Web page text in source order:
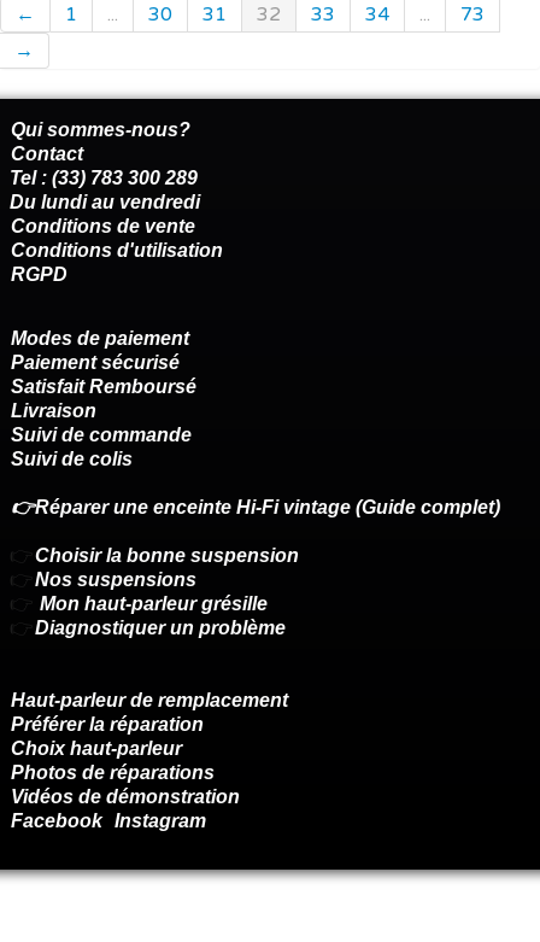
← 1 ... 30 31 32 33 34 ...
73
→
Qui sommes-nous?
Contact
Tel : (33) 783 300 289
Du lundi au vendredi
Conditions de vente
Conditions d'utilisation
RGPD
Modes de paiement
Paiement sécurisé
Satisfait Remboursé
Livraison
Suivi de commande
Suivi de colis
👉Réparer une enceinte Hi-Fi vintage (Guide complet)
👉 Choisir la bonne suspension
👉 Nos suspensions
👉 Mon haut-parleur grésille
👉 Diagnostiquer un problème
Haut-parleur de remplacement
Préférer la réparation
Choix haut-parleur
Photos de réparations
Vidéos de démonstration
Facebook Instagram